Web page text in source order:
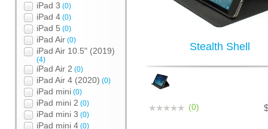
iPad 3 (0)
iPad 4 (0)
iPad 5 (0)
iPad Air (0)
iPad Air 10.5" (2019)
(4)
iPad Air 2 (0)
iPad Air 4 (2020) (0)
iPad mini (0)
iPad mini 2 (0)
iPad mini 3 (0)
iPad mini 4 (0)
Stealth Shell
(0)